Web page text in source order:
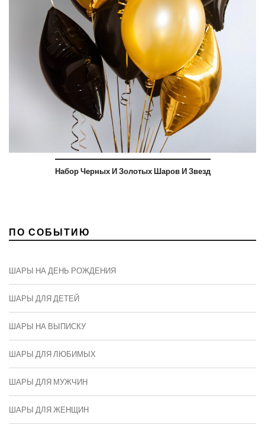
Набор Черных И Золотых Шаров И Звезд
ПО СОБЫТИЮ
ШАРЫ НА ДЕНЬ РОЖДЕНИЯ
ШАРЫ ДЛЯ ДЕТЕЙ
ШАРЫ НА ВЫПИСКУ
ШАРЫ ДЛЯ ЛЮБИМЫХ
ШАРЫ ДЛЯ МУЖЧИН
ШАРЫ ДЛЯ ЖЕНЩИН